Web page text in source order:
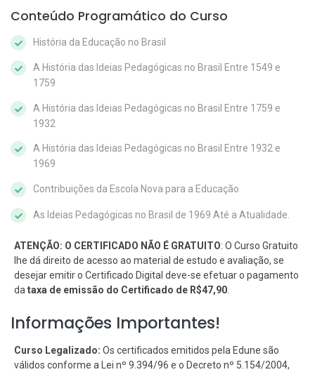
Conteúdo Programático do Curso
História da Educação no Brasil
A História das Ideias Pedagógicas no Brasil Entre 1549 e
1759
A História das Ideias Pedagógicas no Brasil Entre 1759 e
1932
A História das Ideias Pedagógicas no Brasil Entre 1932 e
1969
Contribuições da Escola Nova para a Educação
As Ideias Pedagógicas no Brasil de 1969 Até a Atualidade.
ATENÇÃO: O CERTIFICADO NÃO É GRATUITO: O Curso Gratuito
lhe dá direito de acesso ao material de estudo e avaliação, se
desejar emitir o Certificado Digital deve-se efetuar o pagamento
dataxa de emissão do Certificado de R$47,90.
Informações Importantes!
Curso Legalizado: Os certificados emitidos pela Edune são
válidos conforme a Lei nº 9.394/96 e o Decreto nº 5.154/2004,